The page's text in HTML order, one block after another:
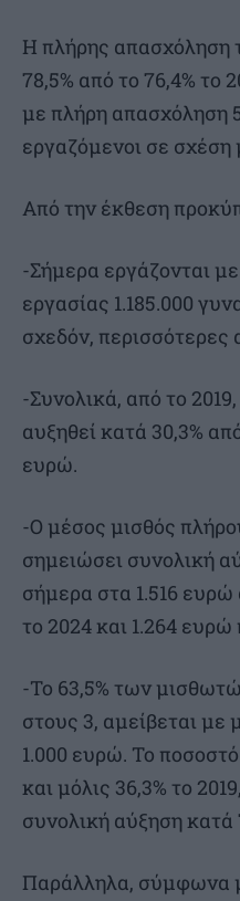
Η πλήρης απασχόληση
78,5% από το 76,4% το
με πλήρη απασχόληση
εργαζόμενοι σε σχέση
Από την έκθεση
-Σήμερα εργάζονται
εργασίας 1.185.000
σχεδόν, περισσότερες
-Συνολικά, από το
αυξηθεί κατά 30,3%
ευρώ.
-Ο μέσος μισθός
σημειώσει συνολική
σήμερα στα 1.516
το 2024 και 1.264 ευρώ
-Το 63,5% των
στους 3, αμείβεται
1.000 ευρώ. Το
και μόλις 36,3% το
συνολική αύξηση κατά
Παράλληλα, σύμφωνα